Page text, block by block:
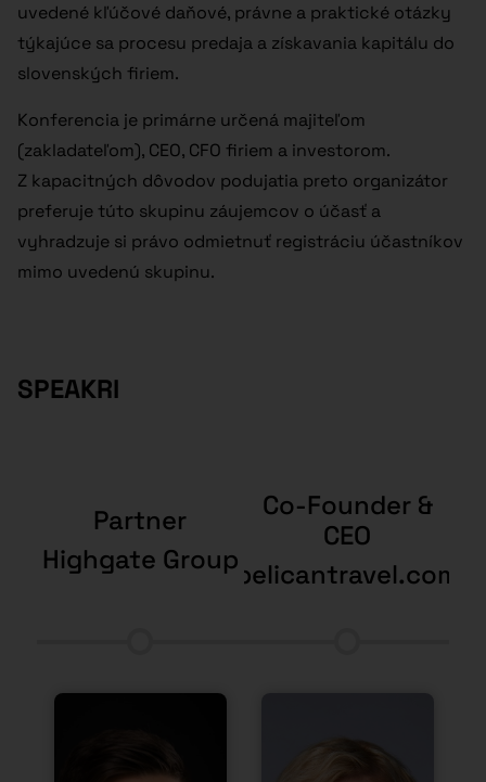
uvedené kľúčové daňové, právne a praktické otázky
týkajúce sa procesu predaja a získavania kapitálu do
slovenských firiem.
Konferencia je primárne určená majiteľom
(zakladateľom), CEO, CFO firiem a investorom.
Z kapacitných dôvodov podujatia preto organizátor
preferuje túto skupinu záujemcov o účasť a
vyhradzuje si právo odmietnuť registráciu účastníkov
mimo uvedenú skupinu.
SPEAKRI
Partner
Highgate Group
Co-Founder &
CEO
pelicantravel.com